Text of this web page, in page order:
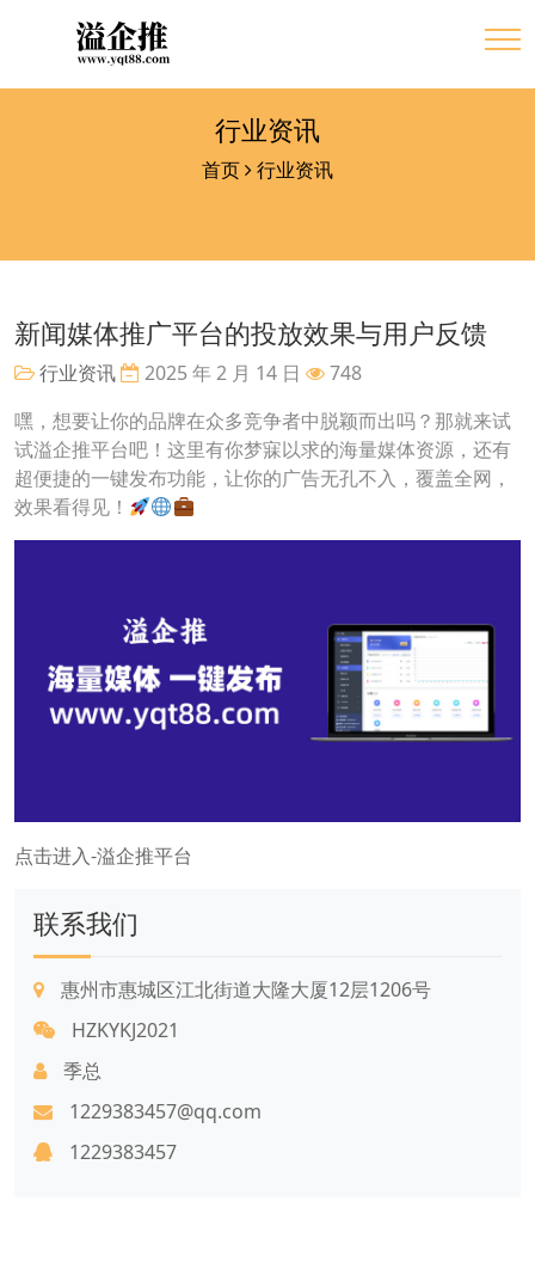
行业资讯
首页 行业资讯
新闻媒体推广平台的投放效果与用户反馈
行业资讯 2025 年 2 月 14 日
748
嘿，想要让你的品牌在众多竞争者中脱颖而出吗？那就来试
试溢企推平台吧！这里有你梦寐以求的海量媒体资源，还有
超便捷的一键发布功能，让你的广告无孔不入，覆盖全网，
效果看得见！
点击进入-溢企推平台
联系我们
惠州市惠城区江北街道大隆大厦12层1206号
HZKYKJ2021
季总
1229383457@qq.com
1229383457